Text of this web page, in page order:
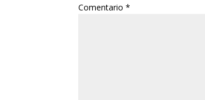
Comentario*